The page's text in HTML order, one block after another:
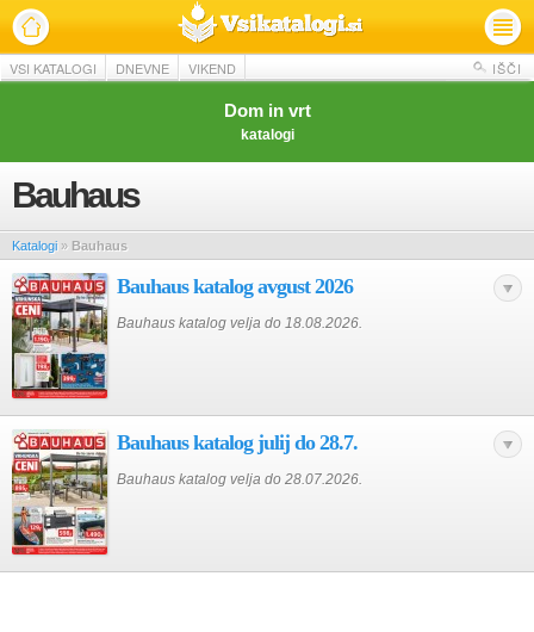
VSI KATALOGI DNEVNE VIKEND IŠČI
Dom in vrt
katalogi
Bauhaus
Katalogi » Bauhaus
Bauhaus katalog avgust 2026
Bauhaus katalog velja do 18.08.2026.
Bauhaus katalog julij do 28.7.
Bauhaus katalog velja do 28.07.2026.